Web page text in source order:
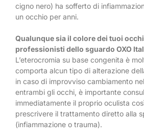
cigno nero) ha sofferto di
un occhio per anni.
Qualunque sia il colore dei tuoi
professionisti dello sguardo OXO
L’eterocromia su base congenita è
comporta alcun tipo di alterazione
in caso di improvviso cambiamento
entrambi gli occhi, è importante
immediatamente il proprio oculista
prescrivere il trattamento diretto alla
(infiammazione o trauma).